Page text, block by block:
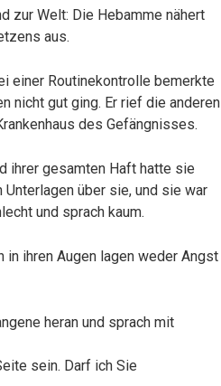
zur Welt: Die Hebamme nähert
aus.
einer Routinekontrolle bemerkte
nicht gut ging. Er rief die anderen
des Gefängnisses.
ihrer gesamten Haft hatte sie
über sie, und sie war
und sprach kaum.
in ihren Augen lagen weder Angst
heran und sprach mit
sein. Darf ich Sie